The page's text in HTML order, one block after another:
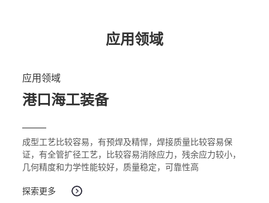
应用领域
应用领域
港口海工装备
——
成型工艺比较容易，有预焊及精悍，焊接质量比较容易保
证，有全管扩径工艺，比较容易消除应力，残余应力较小，
几何精度和力学性能较好，质量稳定，可靠性高
探索更多